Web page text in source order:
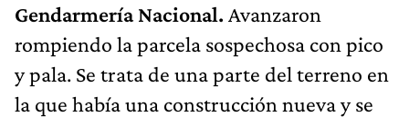
Gendarmería Nacional. Avanzaron
rompiendo la parcela sospechosa con pico
y pala. Se trata de una parte del terreno en
la que había una construcción nueva y se